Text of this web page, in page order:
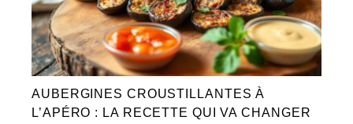
AUBERGINES CROUSTILLANTES À
L’APÉRO : LA RECETTE QUI VA CHANGER